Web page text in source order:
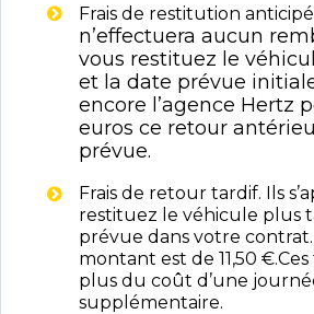
Frais de restitution
n’effectuera aucun
vous restituez le
et la date prévue
encore l’agence Hertz
euros ce retour
prévue.
Frais de retour tardif. Ils
restituez le véhicule plus
prévue dans votre contrat.
montant est de 11,50
plus du coût d’une
supplémentaire.